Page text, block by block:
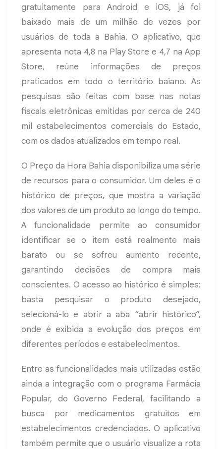
gratuitamente para Android e iOS, já foi
baixado mais de um milhão de vezes por
usuários de toda a Bahia. O aplicativo, que
apresenta nota 4,8 na Play Store e 4,7 na App
Store, reúne informações de preços
praticados em todo o território baiano. As
pesquisas são feitas com base nas notas
fiscais eletrônicas emitidas por cerca de 240
mil estabelecimentos comerciais do Estado,
com os dados atualizados em tempo real.
O Preço da Hora Bahia disponibiliza uma série
de recursos para o consumidor. Um deles é o
histórico de preços, que mostra a variação
dos valores de um produto ao longo do tempo.
A funcionalidade permite ao consumidor
identificar se o item está realmente mais
barato ou se sofreu aumento recente,
garantindo decisões de compra mais
conscientes. O acesso ao histórico é simples:
basta pesquisar o produto desejado,
selecioná-lo e abrir a aba “abrir histórico”,
onde é exibida a evolução dos preços em
diferentes períodos e estabelecimentos.
Entre as funcionalidades mais utilizadas estão
ainda a integração com o programa Farmácia
Popular, do Governo Federal, facilitando a
busca por medicamentos gratuitos em
estabelecimentos credenciados. O aplicativo
também permite que o usuário visualize a rota